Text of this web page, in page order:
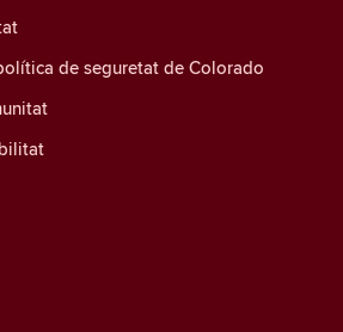
de seguretat de Colorado